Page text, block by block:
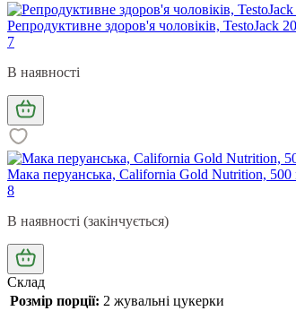
Репродуктивне здоров'я чоловіків, TestoJack
7
В наявності
Мака перуанська, California Gold Nutrition, 500
8
В наявності (закінчується)
Склад
Розмір порції: 2 жувальні цукерки